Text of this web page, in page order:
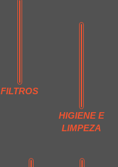
FILTROS
HIGIENE E
LIMPEZA